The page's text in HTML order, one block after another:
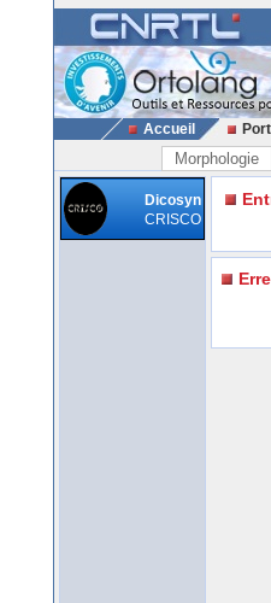
Accueil
Morphologie
Dicosyn
CRISCO